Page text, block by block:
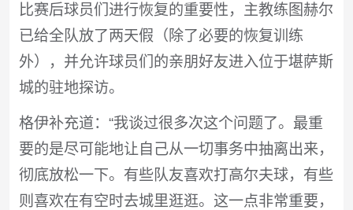
比赛后球员们进行恢复的重要性，主教练图赫尔
已给全队放了两天假（除了必要的恢复训练
外），并允许球员们的亲朋好友进入位于堪萨斯
城的驻地探访。
格伊补充道：“我谈过很多次这个问题了。最重
要的是尽可能地让自己从一切事务中抽离出来，
彻底放松一下。有些队友喜欢打高尔夫球，有些
则喜欢在有空时去城里逛逛。这一点非常重要，